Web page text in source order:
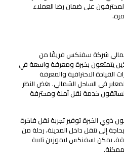
على ضمان رضا العملاء
شركة سفنكس فريقًا من
الذين يتمتعون بخبرة ومعرفة واسعة في
القيادة الاحترافية والمعرفة
في الساحل الشمالي. بغض النظر
خدمة نقل آمنة ومحترفة
ذوي الخبرة توفير تجربة نقل فاخرة
إلى تنقل داخل المدينة، رحلة من
يمكن لسفنكس ليموزين تلبية